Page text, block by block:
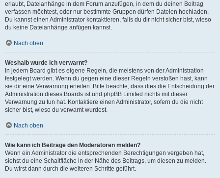
erlaubt, Dateianhänge in dem Forum anzufügen, in dem du deinen Beitrag
verfassen möchtest, oder nur bestimmte Gruppen dürfen Dateien hochladen.
Du kannst einen Administrator kontaktieren, falls du dir nicht sicher bist, wieso
du keine Dateianhänge anfügen kannst.
Nach oben
Weshalb wurde ich verwarnt?
In jedem Board gibt es eigene Regeln, die meistens von der Administration
festgelegt werden. Wenn du gegen eine dieser Regeln verstoßen hast, kann
sie dir eine Verwarnung erteilen. Bitte beachte, dass dies die Entscheidung der
Administration dieses Boards ist und phpBB Limited nichts mit dieser
Verwarnung zu tun hat. Kontaktiere einen Administrator, sofern du die nicht
sicher bist, wieso du verwarnt wurdest.
Nach oben
Wie kann ich Beiträge den Moderatoren melden?
Wenn ein Administrator die entsprechenden Berechtigungen vergeben hat,
siehst du eine Schaltfläche in der Nähe des Beitrags, um diesen zu melden.
Du wirst dann durch die weiteren Schritte geführt.